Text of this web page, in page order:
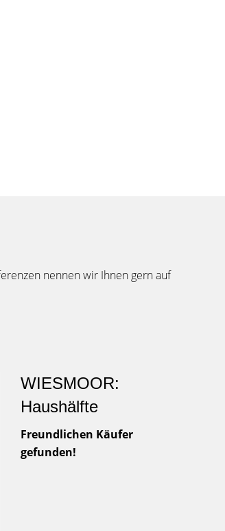
nennen wir Ihnen gern auf
WIESMOOR:
Haushälfte
Freundlichen Käufer
gefunden!